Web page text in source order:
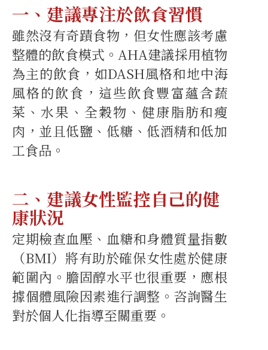
一、建議專注於飲食習慣
雖然沒有奇蹟食物，但女性應該考慮
整體的飲食模式。AHA建議採用植物
為主的飲食，如DASH風格和地中海
風格的飲食，這些飲食豐富蘊含蔬
菜、水果、全穀物、健康脂肪和瘦
肉，並且低鹽、低糖、低酒精和低加
工食品。
二、建議女性監控自己的健
康狀況
定期檢查血壓、血糖和身體質量指數
（BMI）將有助於確保女性處於健康
範圍內。膽固醇水平也很重要，應根
據個體風險因素進行調整。咨詢醫生
對於個人化指導至關重要。